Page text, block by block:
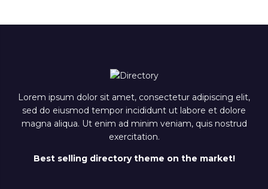
Lorem ipsum dolor sit amet, consectetur adipiscing elit,
sed do eiusmod tempor incididunt ut labore et dolore
magna aliqua. Ut enim ad minim veniam, quis nostrud
exercitation.
Best selling directory theme on the market!